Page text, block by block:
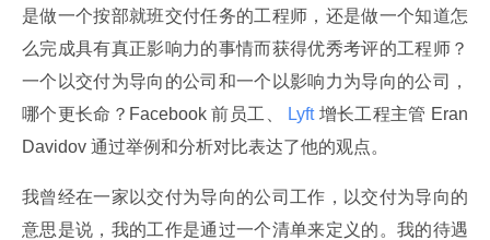
是做一个按部就班交付任务的工程师，还是做一个知道怎
么完成具有真正影响力的事情而获得优秀考评的工程师？
一个以交付为导向的公司和一个以影响力为导向的公司，
哪个更长命？Facebook 前员工、
Lyft 增长工程主管 Eran
Davidov 通过举例和分析对比表达了他的观点。
我曾经在一家以交付为导向的公司工作，以交付为导向的
意思是说，我的工作是通过一个清单来定义的。我的待遇